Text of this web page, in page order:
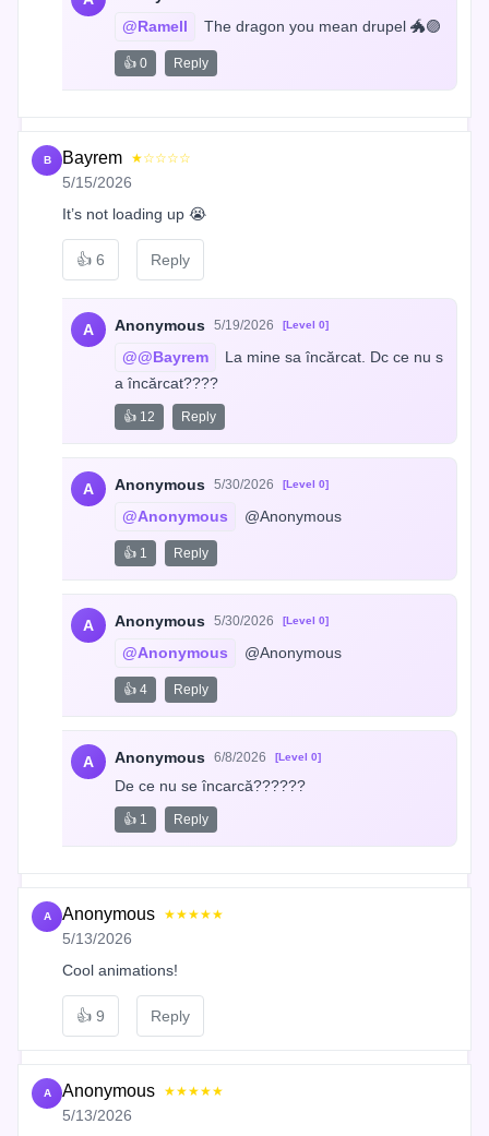
@Ramell The dragon you mean drupel 🐲🟣
👍 0 Reply
B Bayrem ★☆☆☆☆
5/15/2026
It’s not loading up 😭
👍 6 Reply
A Anonymous 5/19/2026 [Level 0]
@@Bayrem
La mine sa încărcat. Dc ce nu s
a încărcat????
👍 12 Reply
A Anonymous 5/30/2026 [Level 0]
@Anonymous @Anonymous
👍 1 Reply
A Anonymous 5/30/2026 [Level 0]
@Anonymous @Anonymous
👍 4 Reply
A Anonymous 6/8/2026 [Level 0]
De ce nu se încarcă??????
👍 1 Reply
A Anonymous ★★★★★
5/13/2026
Cool animations!
👍 9 Reply
A Anonymous ★★★★★
5/13/2026